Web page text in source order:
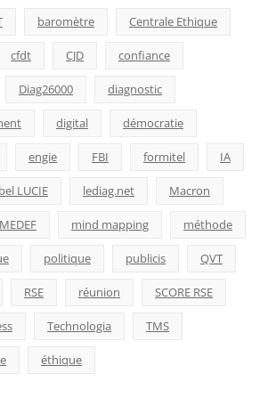
baromètre Centrale Ethique
cfdt CJD confiance
Diag26000 diagnostic
digital démocratie
engie FBI formitel IA
LUCIE lediag.net Macron
MEDEF mind mapping méthode
politique publicis QVT
RSE réunion SCORE RSE
Technologia TMS
éthique